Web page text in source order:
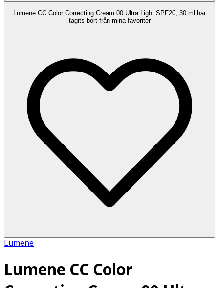
Lumene CC Color Correcting Cream 00 Ultra Light SPF20, 30 ml har
tagits bort från mina favoriter
Lumene
Lumene CC Color